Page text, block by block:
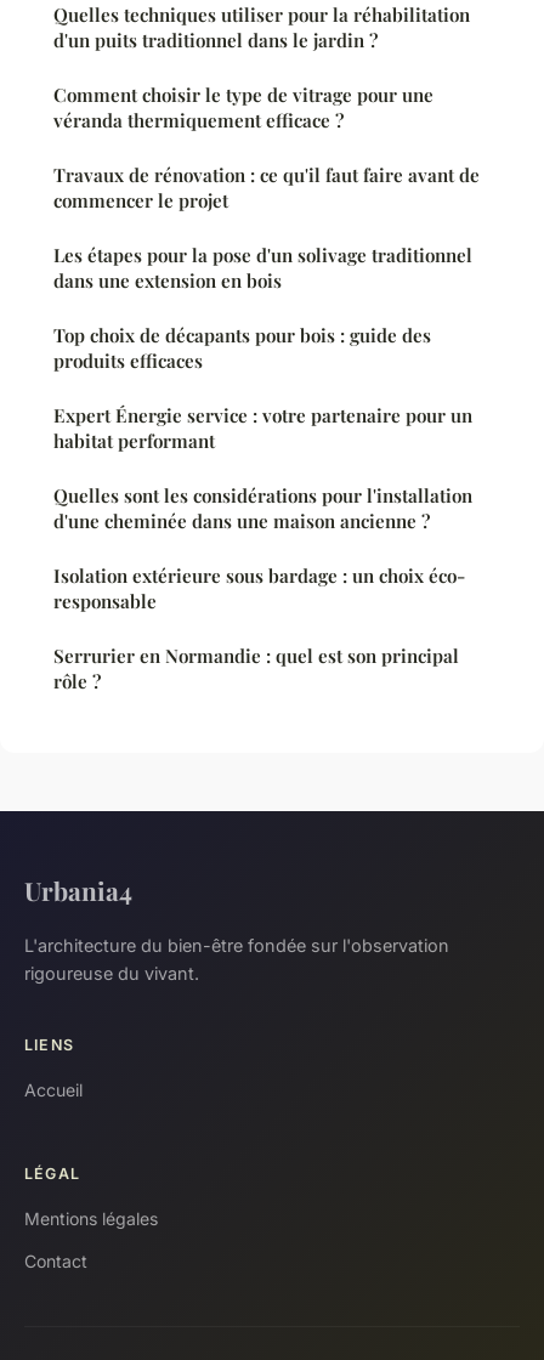
Quelles techniques utiliser pour la réhabilitation
d'un puits traditionnel dans le jardin ?
Comment choisir le type de vitrage pour une
véranda thermiquement efficace ?
Travaux de rénovation : ce qu'il faut faire avant de
commencer le projet
Les étapes pour la pose d'un solivage traditionnel
dans une extension en bois
Top choix de décapants pour bois : guide des
produits efficaces
Expert Énergie service : votre partenaire pour un
habitat performant
Quelles sont les considérations pour l'installation
d'une cheminée dans une maison ancienne ?
Isolation extérieure sous bardage : un choix éco-
responsable
Serrurier en Normandie : quel est son principal
rôle ?
Urbania4
L'architecture du bien-être fondée sur l'observation
rigoureuse du vivant.
LIENS
Accueil
LÉGAL
Mentions légales
Contact